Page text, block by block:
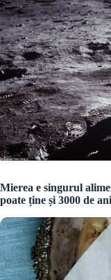
Mierea e singurul
poate ține și 3000 de ani